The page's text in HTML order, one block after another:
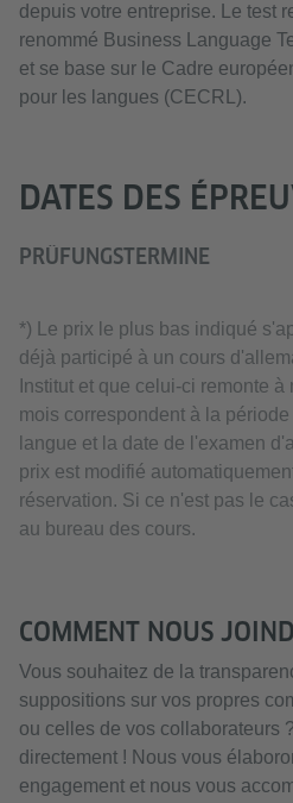
depuis votre entreprise. Le test
renommé Business Language
et se base sur le Cadre
pour les langues (CECRL).
DATES DES
PRÜFUNGSTERMINE
*) Le prix le plus bas indiqué
déjà participé à un cours
Institut et que celui-ci remonte
mois correspondent à la
langue et la date de l'examen
prix est modifié
réservation. Si ce n'est pas le
au bureau des cours.
COMMENT NOUS
Vous souhaitez de la
suppositions sur vos propres
ou celles de vos collaborateurs
directement ! Nous vous
engagement et nous vous